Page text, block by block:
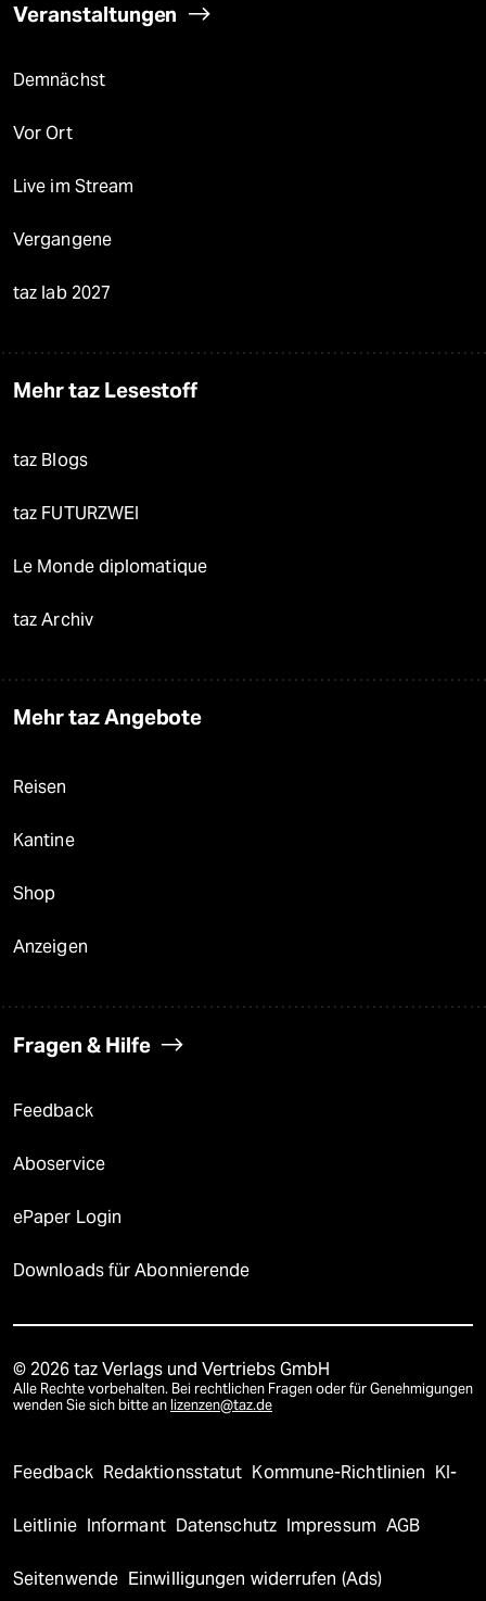
Veranstaltungen
Demnächst
Vor Ort
Live im Stream
Vergangene
taz lab 2027
Mehr taz Lesestoff
taz Blogs
taz FUTURZWEI
Le Monde diplomatique
taz Archiv
Mehr taz Angebote
Reisen
Kantine
Shop
Anzeigen
Fragen & Hilfe
Feedback
Aboservice
ePaper Login
Downloads für Abonnierende
© 2026 taz Verlags und Vertriebs GmbH
Alle Rechte vorbehalten. Bei rechtlichen Fragen oder für Genehmigungen
wenden Sie sich bitte an lizenzen@taz.de
Feedback Redaktionsstatut Kommune-Richtlinien KI-
Leitlinie Informant Datenschutz Impressum AGB
Seitenwende Einwilligungen widerrufen (Ads)